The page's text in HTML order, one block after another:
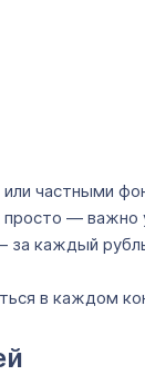
частными
—
каждый
в каждом